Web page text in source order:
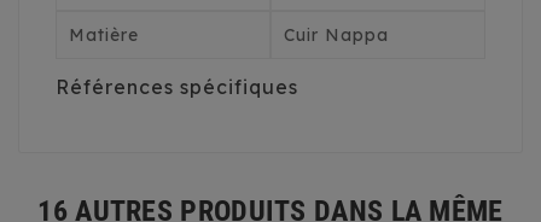
Matière Cuir Nappa
Références spécifiques
16 AUTRES PRODUITS DANS LA MÊME